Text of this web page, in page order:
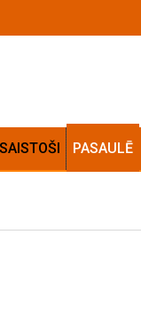
jūsu mājās
SAISTOŠI PASAULĒ